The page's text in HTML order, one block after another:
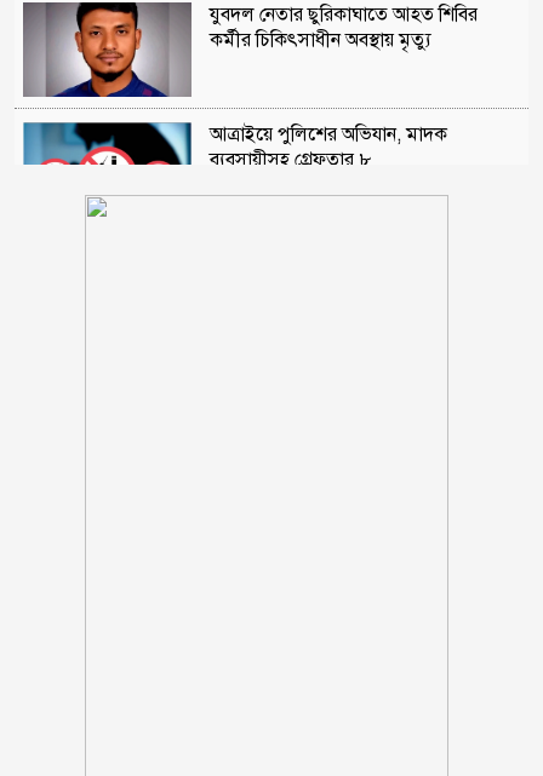
যুবদল নেতার ছুরিকাঘাতে আহত শিবির
কর্মীর চিকিৎসাধীন অবস্থায় মৃত্যু
আত্রাইয়ে পুলিশের অভিযান, মাদক
ব্যবসায়ীসহ গ্রেফতার ৮